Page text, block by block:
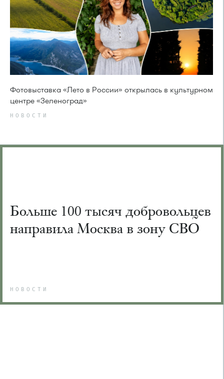
Фотовыставка «Лето в России» открылась в культурном
центре «Зеленоград»
НОВОСТИ
Больше 100 тысяч добровольцев
направила Москва в зону СВО
НОВОСТИ